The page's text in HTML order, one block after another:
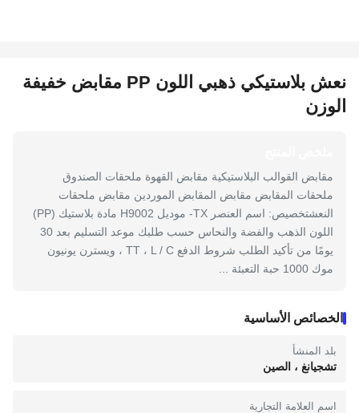
نعش بلاستيكي ذهبي اللون PP مقابض خفيفة
الوزن
مقابض القوالب البلاستيكية مقابض القهوة ملحقات الصندوق
ملحقات المقابض مقابض المقابض الموردين مقابض ملحقات
النعشتخصيص: اسم العنصر TX- موديل H9002 مادة بلاستيك (PP)
اللون الذهب والفضة والنحاس حسب طلبك موعد التسليم بعد 30
يومًا من تأكيد الطلب شروط الدفع TT ، L / C ، ويسترن يونيون
موك 1000 حبة التعبئة ...
الخصائص الأساسية
بلد المنشأ
تشجيانغ ، الصين
اسم العلامة التجارية